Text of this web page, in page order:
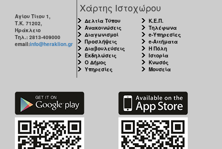
Αγίου Τίτου 1,
Τ.Κ. 71202,
Ηράκλειο
Τηλ.: 2813-409000
email:info@heraklion.gr
Χάρτης Ιστοχώρου
Δελτία Τύπου
Ανακοινώσεις
Διαγωνισμοί
Προσλήψεις
Διαβουλεύσεις
Εκδηλώσεις
Ο Δήμος
Υπηρεσίες
Κ.Ε.Π.
Τηλέφωνα
e-Υπηρεσίες
e-Αιτήματα
Η Πόλη
Ιστορία
Κνωσός
Μουσεία